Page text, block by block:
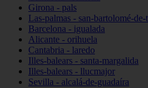
Girona - pals
Las-palmas - san-bartolomé-de-
Barcelona - igualada
Alicante - orihuela
Cantabria - laredo
Illes-balears - santa-margalida
Illes-balears - llucmajor
Sevilla - alcalá-de-guadaíra